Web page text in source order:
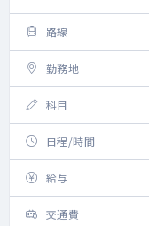
路線
勤務地
科目
日程/時間
給与
交通費